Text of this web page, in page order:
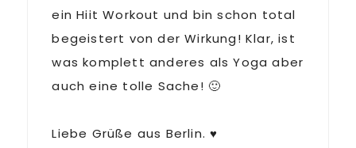
ein Hiit Workout und bin schon total
begeistert von der Wirkung! Klar, ist
was komplett anderes als Yoga aber
auch eine tolle Sache! 🙂
Liebe Grüße aus Berlin. ♥